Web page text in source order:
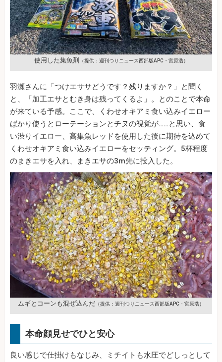
使用した集魚剤 （提供：週刊つりニュース西部版APC・宮原浩）
羽瀬さんに「つけエササどうです？残りますか？」と聞く
と、「加工エサとむき身は残ってくるよ」。とのことで本命
が来ている予感。ここで、くわせオキアミ食い込みイエロー
ばかり使うとローテーションとチヌの視覚が……と思い、食
い渋りイエロー、高集魚レッドを使用した後に期待を込めて
くわせオキアミ食い込みイエローをセッティング。5杯程度
のまきエサを入れ、まきエサの3m先に投入した。
ムギとコーンも混ぜ込んだ （提供：週刊つりニュース西部版APC・宮原浩）
本命顔見せでひと安心
良い感じで仕掛けもなじみ、ミチイトも水圧でどしっとして